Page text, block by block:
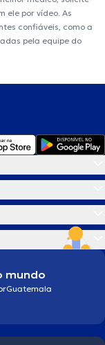
ele por vídeo. As
confiáveis, como a
pela equipe do
mundo
Guatemala